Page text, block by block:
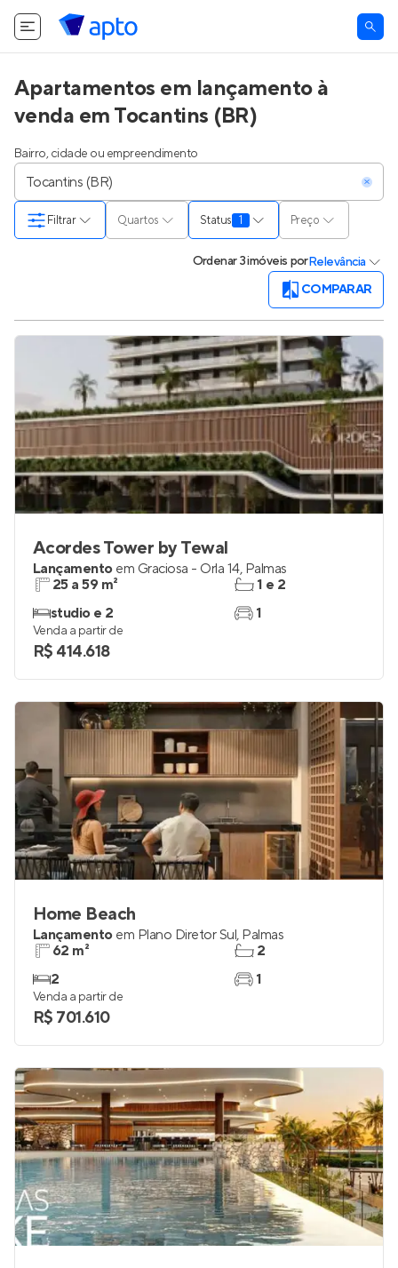
Apartamentos em lançamento à
venda em Tocantins (BR)
Bairro, cidade ou empreendimento
Quartos Status 1 Preço
Filtrar
Ordenar3 imóveis porRelevância
COMPARAR
Acordes Tower by Tewal
Lançamento em Graciosa - Orla 14, Palmas
25 a 59 m²
studio e 2
1 e 2
1
Venda a partir de
R$ 414.618
Home Beach
Lançamento em Plano Diretor Sul, Palmas
62 m²
2
2
1
Venda a partir de
R$ 701.610